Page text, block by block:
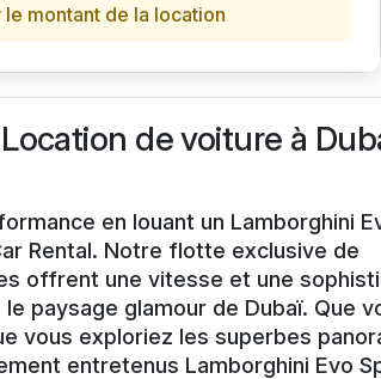
montant de la location
de voiture à
en louant un Lamborghini
Rental. Notre flotte exclusive de
offrent une vitesse et une
paysage glamour de Dubaï. Que
vous exploriez les superbes
entretenus Lamborghini Evo